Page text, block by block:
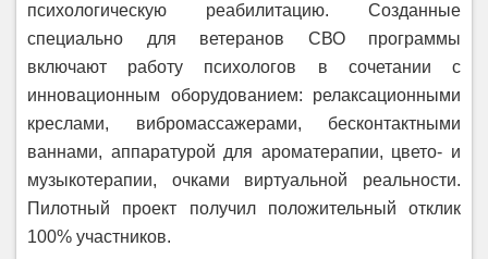
психологическую реабилитацию. Созданные
специально для ветеранов СВО программы
включают работу психологов в сочетании с
инновационным оборудованием: релаксационными
креслами, вибромассажерами, бесконтактными
ваннами, аппаратурой для ароматерапии, цвето- и
музыкотерапии, очками виртуальной реальности.
Пилотный проект получил положительный отклик
100% участников.